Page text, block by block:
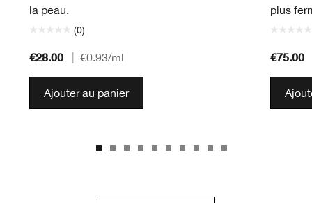
la peau.
(0)
€28.00 €0.93/ml
Ajouter au panier
plus
€75.00